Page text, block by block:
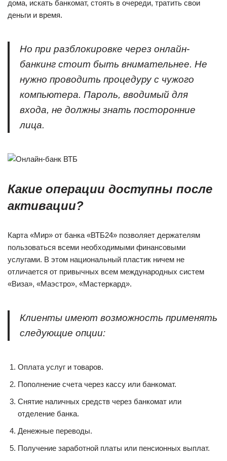
дома, искать банкомат, стоять в очереди, тратить свои
деньги и время.
Но при разблокировке через онлайн-
банкинг стоит быть внимательнее. Не
нужно проводить процедуру с чужого
компьютера. Пароль, вводимый для
входа, не должны знать посторонние
лица.
Какие операции доступны после
активации?
Карта «Мир» от банка «ВТБ24» позволяет держателям
пользоваться всеми необходимыми финансовыми
услугами. В этом национальный пластик ничем не
отличается от привычных всем международных систем
«Виза», «Маэстро», «Мастеркард».
Клиенты имеют возможность применять
следующие опции:
Оплата услуг и товаров.
Пополнение счета через кассу или банкомат.
Снятие наличных средств через банкомат или
отделение банка.
Денежные переводы.
Получение заработной платы или пенсионных выплат.